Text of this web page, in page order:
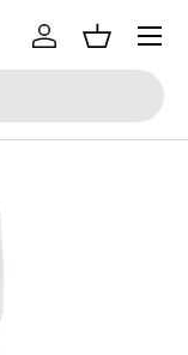
Einloggen
Menü